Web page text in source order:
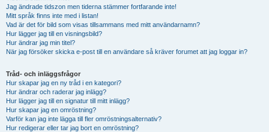
Jag ändrade tidszon men tiderna stämmer fortfarande inte!
Mitt språk finns inte med i listan!
Vad är det för bild som visas tillsammans med mitt användarnamn?
Hur lägger jag till en visningsbild?
Hur ändrar jag min titel?
När jag försöker skicka e-post till en användare så kräver forumet att jag loggar in?
Tråd- och inläggsfrågor
Hur skapar jag en ny tråd i en kategori?
Hur ändrar och raderar jag inlägg?
Hur lägger jag till en signatur till mitt inlägg?
Hur skapar jag en omröstning?
Varför kan jag inte lägga till fler omröstningsalternativ?
Hur redigerar eller tar jag bort en omröstning?